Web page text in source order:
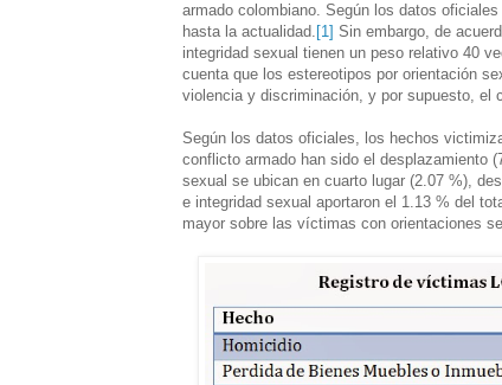
armado colombiano. Según los datos
hasta la actualidad. [1] Sin embargo, de
integridad sexual tienen un peso relativo 40
cuenta que los estereotipos por orientación
violencia y discriminación, y por supuesto, el
Según los datos oficiales, los hechos
conflicto armado han sido el desplazamiento
sexual se ubican en cuarto lugar (2.07 %),
e integridad sexual aportaron el 1.13 % del
mayor sobre las víctimas con orientaciones